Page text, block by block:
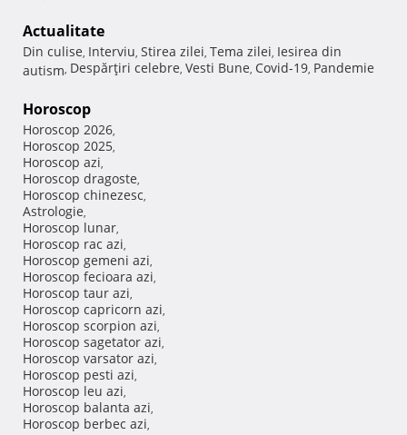
Actualitate
Din culise, Interviu, Stirea zilei, Tema zilei, Iesirea din
autism, Despărţiri celebre, Vesti Bune, Covid-19, Pandemie
Horoscop
Horoscop 2026,
Horoscop 2025,
Horoscop azi,
Horoscop dragoste,
Horoscop chinezesc,
Astrologie,
Horoscop lunar,
Horoscop rac azi,
Horoscop gemeni azi,
Horoscop fecioara azi,
Horoscop taur azi,
Horoscop capricorn azi,
Horoscop scorpion azi,
Horoscop sagetator azi,
Horoscop varsator azi,
Horoscop pesti azi,
Horoscop leu azi,
Horoscop balanta azi,
Horoscop berbec azi,